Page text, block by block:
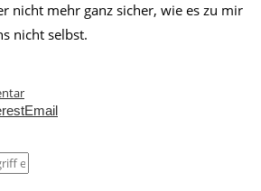
nicht mehr ganz sicher, wie es zu mir
nicht selbst.
Email